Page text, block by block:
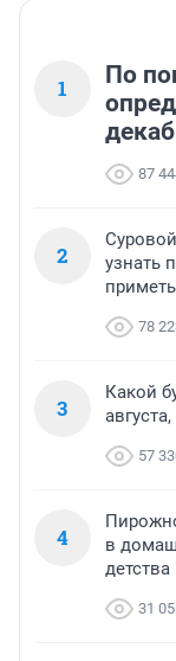
1
По
87
2
узнать
78
3
Какой
57
4
в
детства
31